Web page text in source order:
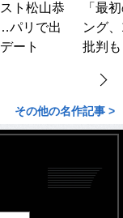
ト松山恭
パリで出
ート
「最
ング
批判
その他の名作記事 >